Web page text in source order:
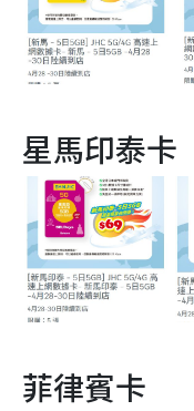
星馬印泰卡
菲律賓卡